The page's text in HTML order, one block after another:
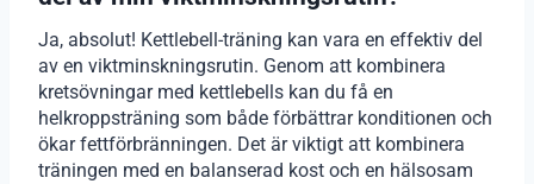
Ja, absolut! Kettlebell-träning kan vara en effektiv del
av en viktminskningsrutin. Genom att kombinera
kretsövningar med kettlebells kan du få en
helkroppsträning som både förbättrar konditionen och
ökar fettförbränningen. Det är viktigt att kombinera
träningen med en balanserad kost och en hälsosam